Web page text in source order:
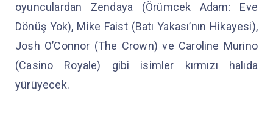
oyunculardan Zendaya (Örümcek Adam: Eve
Dönüş Yok), Mike Faist (Batı Yakası’nın Hikayesi),
Josh O’Connor (The Crown) ve Caroline Murino
(Casino Royale) gibi isimler kırmızı halıda
yürüyecek.